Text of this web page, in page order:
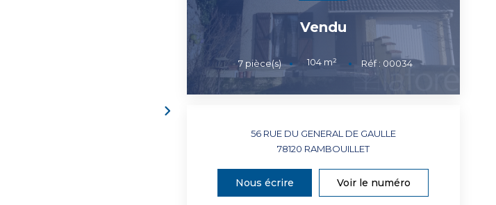
Vendu
7 pièce(s) 104 m² Réf : 00034
56 RUE DU GENERAL DE GAULLE
78120 RAMBOUILLET
Nous écrire Voir le numéro